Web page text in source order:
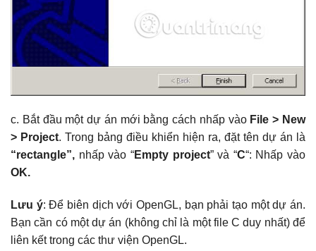
c. Bắt đầu một dự án mới bằng cách nhấp vào File > New
> Project. Trong bảng điều khiển hiện ra, đặt tên dự án là
“rectangle”, nhấp vào “Empty project” và “C“: Nhấp vào
OK.
Lưu ý: Để biên dịch với OpenGL, bạn phải tạo một dự án.
Bạn cần có một dự án (không chỉ là một file C duy nhất) để
liên kết trong các thư viện OpenGL.